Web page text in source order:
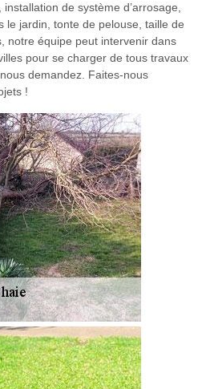
de système d’arrosage,
le jardin, tonte de pelouse, taille de
notre équipe peut intervenir dans
pour se charger de tous travaux
demandez. Faites-nous
!